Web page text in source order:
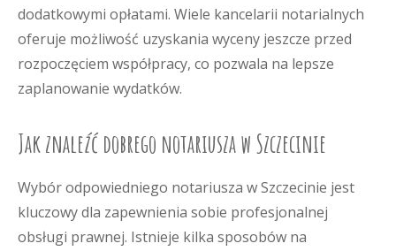
dodatkowymi opłatami. Wiele kancelarii notarialnych
oferuje możliwość uzyskania wyceny jeszcze przed
rozpoczęciem współpracy, co pozwala na lepsze
zaplanowanie wydatków.
Jak znaleźć dobrego notariusza w Szczecinie
Wybór odpowiedniego notariusza w Szczecinie jest
kluczowy dla zapewnienia sobie profesjonalnej
obsługi prawnej. Istnieje kilka sposobów na